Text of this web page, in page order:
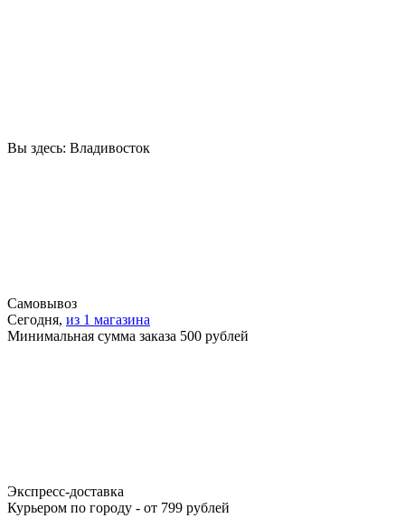
Вы здесь: Владивосток
Самовывоз
Сегодня, из 1 магазина
Минимальная сумма заказа 500 рублей
Экспресс-доставка
Курьером по городу - от 799 рублей